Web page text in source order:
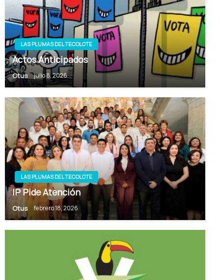
LAS PLUMAS DEL TECOLOTE
Actos Anticipados
Otus julio 8, 2026
LAS PLUMAS DEL TECOLOTE
IP Pide Atención
Otus febrero 18, 2026